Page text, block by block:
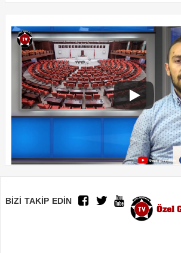
BİZİ TAKİP EDİN